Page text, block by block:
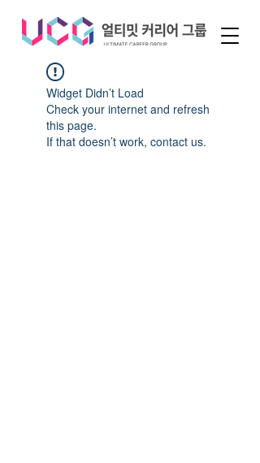
Widget Didn’t Load
Check your internet and refresh
this page.
If that doesn’t work, contact us.